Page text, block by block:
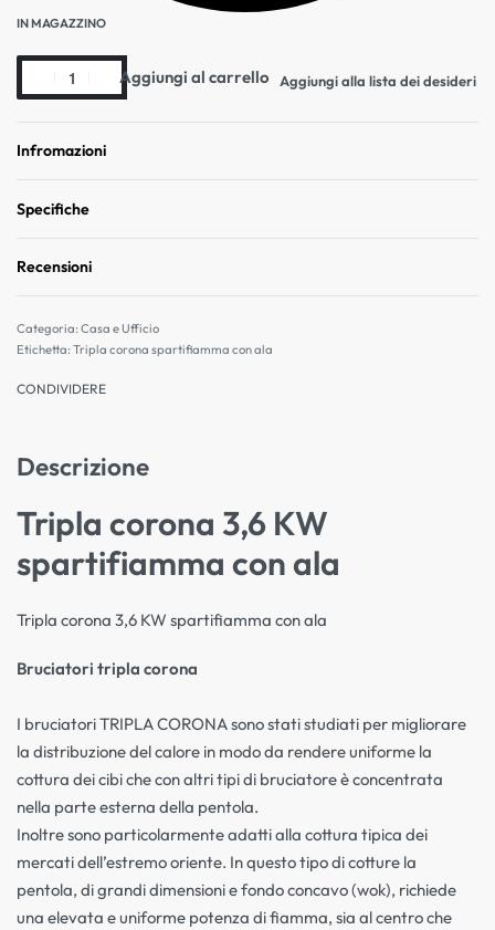
IN MAGAZZINO
Aggiungi al carrello Aggiungi alla lista dei desideri
Infromazioni
Specifiche
Recensioni
Categoria: Casa e Ufficio
Etichetta: Tripla corona spartifiamma con ala
CONDIVIDERE
Descrizione
Tripla corona 3,6 KW
spartifiamma con ala
Tripla corona 3,6 KW spartifiamma con ala
Bruciatori tripla corona
I bruciatori TRIPLA CORONA sono stati studiati per migliorare
la distribuzione del calore in modo da rendere uniforme la
cottura dei cibi che con altri tipi di bruciatore è concentrata
nella parte esterna della pentola.
Inoltre sono particolarmente adatti alla cottura tipica dei
mercati dell’estremo oriente. In questo tipo di cotture la
pentola, di grandi dimensioni e fondo concavo (wok), richiede
una elevata e uniforme potenza di fiamma, sia al centro che